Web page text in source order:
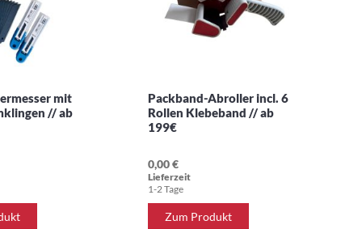
mit
// ab
Packband-Abroller incl. 6
Rollen Klebeband // ab
199€
0,00 €
Lieferzeit
1-2 Tage
Zum Produkt